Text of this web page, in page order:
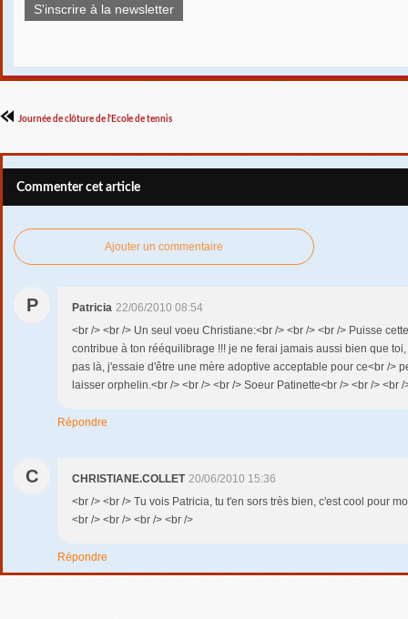
S'inscrire à la newsletter
Journée de clôture de l'Ecole de tennis
Commenter cet article
Ajouter un commentaire
P Patricia 22/06/2010 08:54
<br /> <br /> Un seul voeu Christiane:<br /> <br /> <br /> Puisse
contribue à ton rééquilibrage !!! je ne ferai jamais aussi bien que
pas là, j'essaie d'être une mère adoptive acceptable pour ce<br />
laisser orphelin.<br /> <br /> <br /> Soeur Patinette<br /> <br /> <br /
Répondre
C CHRISTIANE.COLLET 20/06/2010 15:36
<br /> <br /> Tu vois Patricia, tu t'en sors très bien, c'est cool pour
<br /> <br /> <br /> <br />
Répondre